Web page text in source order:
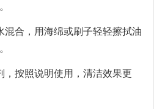
混合，用海绵或刷子轻轻擦拭油
，按照说明使用，清洁效果更